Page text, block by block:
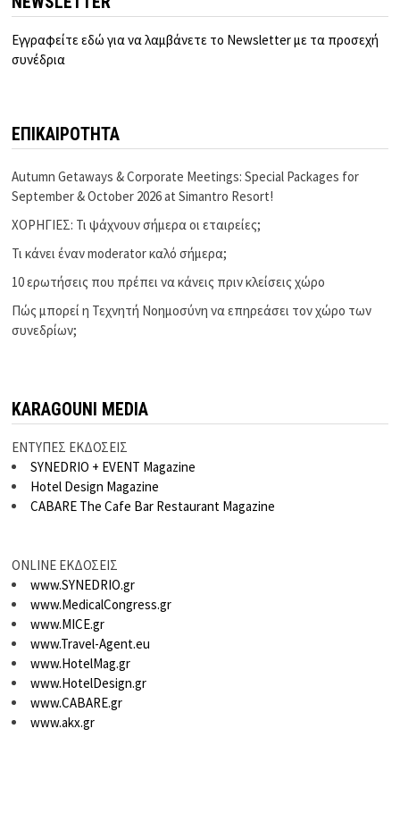
Εγγραφείτε εδώ για να λαμβάνετε το Newsletter με τα προσεχή
συνέδρια
ΕΠΙΚΑΙΡΟΤΗΤΑ
Autumn Getaways & Corporate Meetings: Special Packages for
September & October 2026 at Simantro Resort!
ΧΟΡΗΓΙΕΣ: Τι ψάχνουν σήμερα οι εταιρείες;
Τι κάνει έναν moderator καλό σήμερα;
10 ερωτήσεις που πρέπει να κάνεις πριν κλείσεις χώρο
Πώς μπορεί η Τεχνητή Νοημοσύνη να επηρεάσει τον χώρο των
συνεδρίων;
KARAGOUNI MEDIA
ΕΝΤΥΠΕΣ ΕΚΔΟΣΕΙΣ
SYNEDRIO + EVENT Magazine
Hotel Design Magazine
CABARE The Cafe Bar Restaurant Magazine
ONLINE ΕΚΔΟΣΕΙΣ
www.SYNEDRIO.gr
www.MedicalCongress.gr
www.MICE.gr
www.Travel-Agent.eu
www.HotelMag.gr
www.HotelDesign.gr
www.CABARE.gr
www.akx.gr